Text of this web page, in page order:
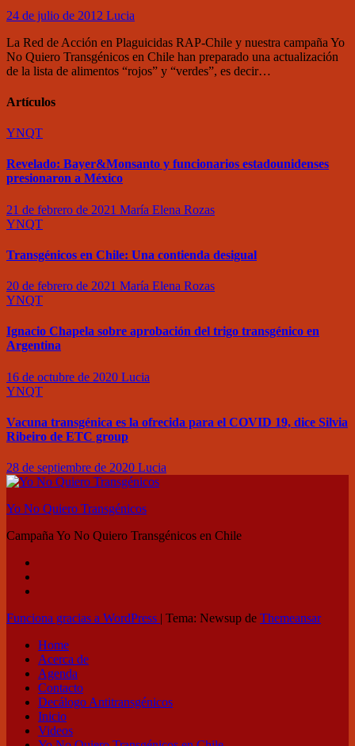
24 de julio de 2012 Lucia
La Red de Acción en Plaguicidas RAP-Chile y nuestra campaña Yo
No Quiero Transgénicos en Chile han preparado una actualización
de la lista de alimentos “rojos” y “verdes”, es decir…
Artículos
YNQT
Revelado: Bayer&Monsanto y funcionarios estadounidenses
presionaron a México
21 de febrero de 2021 María Elena Rozas
YNQT
Transgénicos en Chile: Una contienda desigual
20 de febrero de 2021 María Elena Rozas
YNQT
Ignacio Chapela sobre aprobación del trigo transgénico en
Argentina
16 de octubre de 2020 Lucia
YNQT
Vacuna transgénica es la ofrecida para el COVID 19, dice Silvia
Ribeiro de ETC group
28 de septiembre de 2020 Lucia
Yo No Quiero Transgénicos
Campaña Yo No Quiero Transgénicos en Chile
Funciona gracias a WordPress | Tema: Newsup de Themeansar
Home
Acerca de
Agenda
Contacto
Decálogo Antitransgénicos
Inicio
Videos